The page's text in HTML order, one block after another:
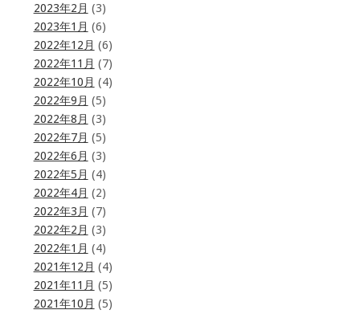
2023年2月 (3)
2023年1月 (6)
2022年12月 (6)
2022年11月 (7)
2022年10月 (4)
2022年9月 (5)
2022年8月 (3)
2022年7月 (5)
2022年6月 (3)
2022年5月 (4)
2022年4月 (2)
2022年3月 (7)
2022年2月 (3)
2022年1月 (4)
2021年12月 (4)
2021年11月 (5)
2021年10月 (5)